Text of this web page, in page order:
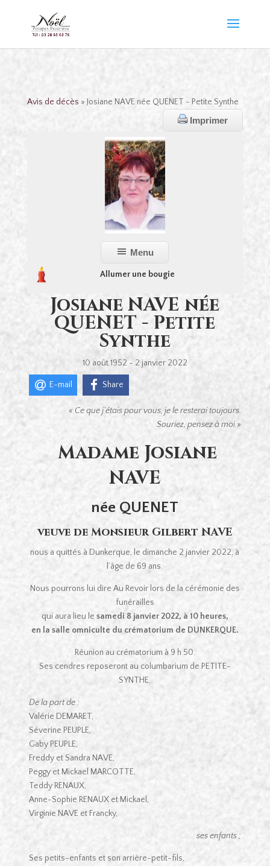
Avis de décès » Josiane NAVE née QUENET - Petite Synthe
Imprimer
Menu
Allumer une bougie
Josiane NAVE née
QUENET - Petite
Synthe
10 août 1952 - 2 janvier 2022
E-mail Share
« Ce que j’étais pour vous, je le resterai toujours.
Souriez, pensez à moi.»
Madame Josiane
NAVE
née QUENET
veuve de Monsieur Gilbert NAVE
nous a quittés à Dunkerque, le dimanche 2 janvier 2022, à
l’âge de 69 ans.
Nous pourrons lui dire Au Revoir lors de la cérémonie des
funérailles
qui aura lieu le samedi 8 janvier 2022, à 10 heures,
en la salle omniculte du crématorium de DUNKERQUE.
Réunion au crématorium à 9 h 50.
Ses cendres reposeront au columbarium de PETITE-
SYNTHE.
De la part de :
Valérie DEMARET,
Séverine PEUPLE,
Gaby PEUPLE,
Freddy et Sandra NAVE,
Peggy et Mickael MARCOTTE,
Teddy RENAUX,
Anne-Sophie RENAUX et Mickael,
Virginie NAVE et Francky,
ses enfants ;
Ses petits-enfants et son arrière-petit-fils,